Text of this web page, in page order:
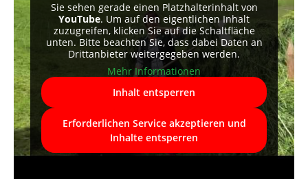
Sie sehen gerade einen Platzhalterinhalt von
YouTube. Um auf den eigentlichen Inhalt
zuzugreifen, klicken Sie auf die Schaltfläche
unten. Bitte beachten Sie, dass dabei Daten an
Drittanbieter weitergegeben werden.
Mehr Informationen
Inhalt entsperren
Erforderlichen Service akzeptieren und
Inhalte entsperren